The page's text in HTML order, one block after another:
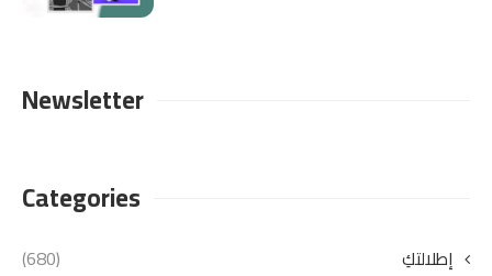
Newsletter
Categories
إطلالتكِ
(680)